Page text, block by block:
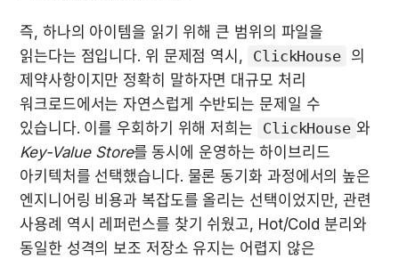
즉, 하나의 아이템을 읽기 위해 큰 범위의 파일을
읽는다는 점입니다. 위 문제점 역시,
ClickHouse
의
제약사항이지만 정확히 말하자면 대규모 처리
워크로드에서는 자연스럽게 수반되는 문제일 수
있습니다. 이를 우회하기 위해 저희는
ClickHouse
Key-Value Store를 동시에 운영하는 하이브리드
아키텍처를 선택했습니다. 물론 동기화 과정에서의 높은
엔지니어링 비용과 복잡도를 올리는 선택이었지만, 관련
사용례 역시 레퍼런스를 찾기 쉬웠고, Hot/Cold 분리와
동일한 성격의 보조 저장소 유지는 어렵지 않은